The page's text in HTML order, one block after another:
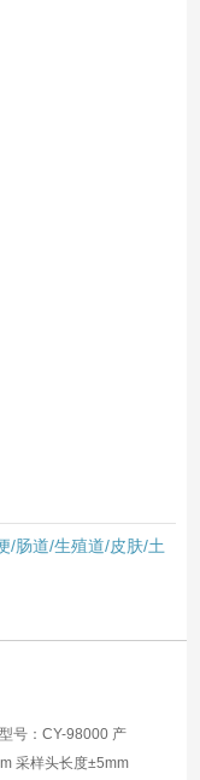
/肠道/生殖道/皮肤/土
号：CY-98000 产
采样头长度±5mm